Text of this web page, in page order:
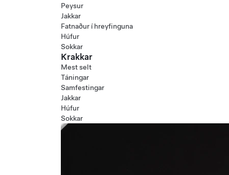
Peysur
Jakkar
Fatnaður í hreyfinguna
Húfur
Sokkar
Krakkar
Mest selt
Táningar
Samfestingar
Jakkar
Húfur
Sokkar